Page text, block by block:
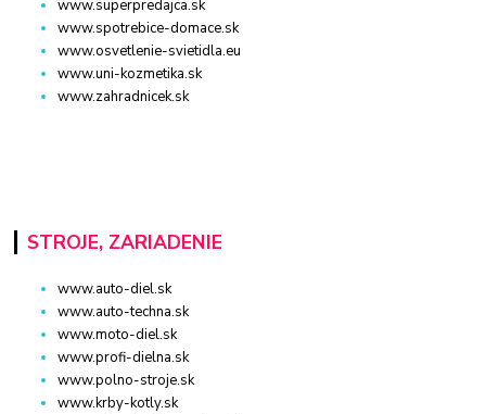
www.superpredajca.sk
www.spotrebice-domace.sk
www.osvetlenie-svietidla.eu
www.uni-kozmetika.sk
www.zahradnicek.sk
STROJE, ZARIADENIE
www.auto-diel.sk
www.auto-techna.sk
www.moto-diel.sk
www.profi-dielna.sk
www.polno-stroje.sk
www.krby-kotly.sk